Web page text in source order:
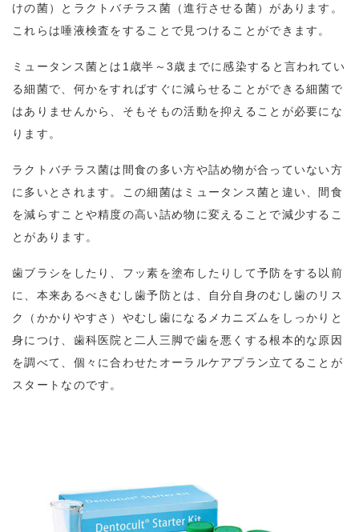
けの菌）とラクトバチラス菌（進行させる菌）があります。
これらは唾液検査をすることで見つけることができます。
ミュータンス菌とは1歳半～3歳までに感染すると言われてい
る細菌で、何かをすればすぐに減らせることができる細菌で
はありませんから、そもそもの活動を抑えることが必要にな
ります。
ラクトバチラス菌は間食の多い方や詰め物が合っていない方
に多いとされます。この細菌はミュータンス菌と違い、間食
を減らすことや精度の高い詰め物に変えることで減少するこ
とがあります。
歯ブラシをしたり、フッ素を塗布したりして予防をする以前
に、本来あるべきむし歯予防とは、自分自身のむし歯のリス
ク（かかりやすさ）やむし歯になるメカニズムをしっかりと
身につけ、歯科医院と二人三脚で歯を悪くする根本的な原因
を調べて、個々に合わせたオーラルケアプラン立てることが
スタートなのです。